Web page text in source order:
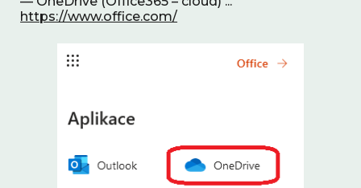
https://www.office.com/